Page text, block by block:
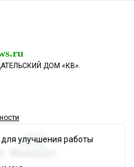
ДОМ «КВ».
улучшения работы